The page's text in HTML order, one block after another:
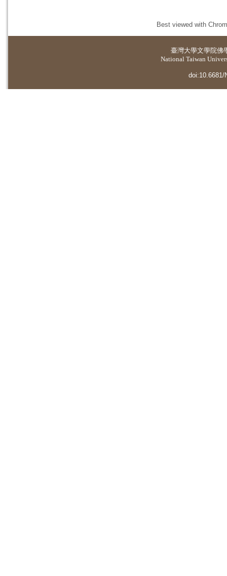
Best viewed with
臺灣大學文學院佛
National Taiwan
doi:10.6681/